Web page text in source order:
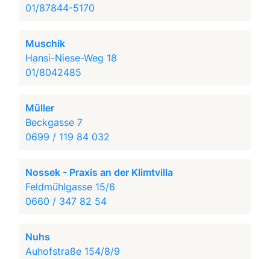
01/87844-5170
Muschik
Hansi-Niese-Weg 18
01/8042485
Müller
Beckgasse 7
0699 / 119 84 032
Nossek - Praxis an der Klimtvilla
Feldmühlgasse 15/6
0660 / 347 82 54
Nuhs
Auhofstraße 154/8/9